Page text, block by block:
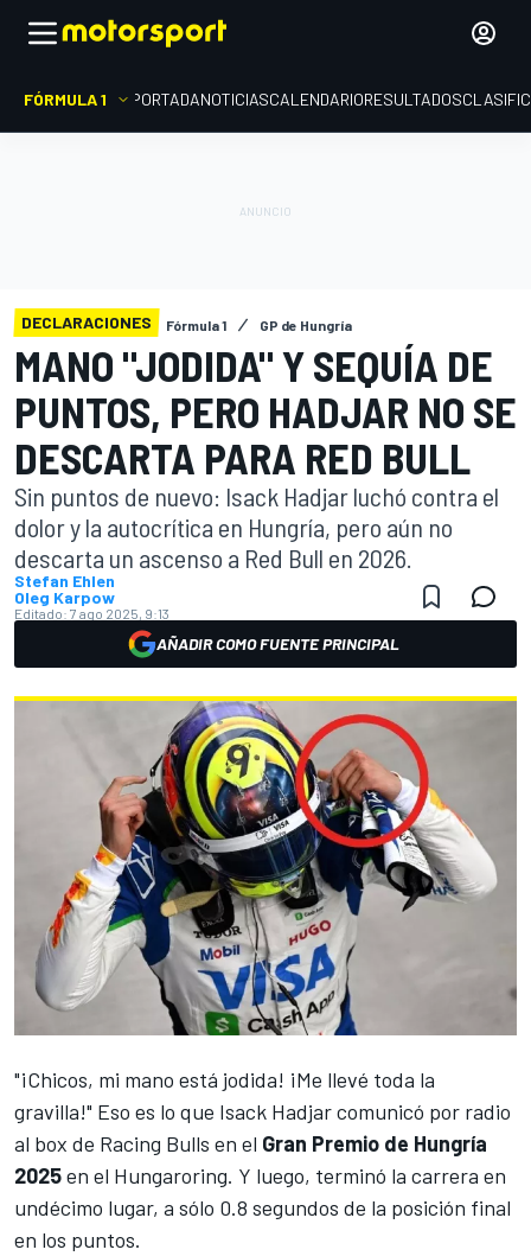
FÓRMULA 1 PORTADANOTICIASCALENDARIORESULTADOS
DECLARACIONES Fórmula 1 GP de Hungría
MANO "JODIDA" Y SEQUÍA DE
PUNTOS, PERO HADJAR NO SE
DESCARTA PARA RED BULL
Sin puntos de nuevo: Isack Hadjar luchó contra el
dolor y la autocrítica en Hungría, pero aún no
descarta un ascenso a Red Bull en 2026.
Stefan Ehlen
Oleg Karpow
Editado: 7 ago 2025, 9:13
AÑADIR COMO FUENTE PRINCIPAL
"¡Chicos, mi mano está jodida! ¡Me llevé toda la
gravilla!" Eso es lo que Isack Hadjarcomunicó por radio
al box de Racing Bulls en el Gran Premio de Hungría
2025en el Hungaroring. Y luego, terminó la carrera en
undécimo lugar, a sólo 0.8 segundos de la posición final
en los puntos.